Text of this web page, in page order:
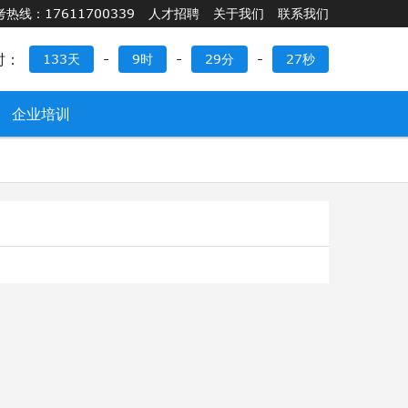
热线：17611700339 人才招聘 关于我们 联系我们
133天 - 9时 - 29分 - 26秒
企业培训